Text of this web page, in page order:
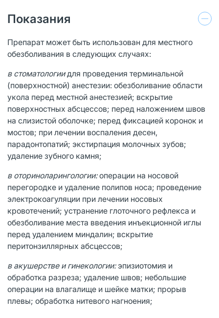
Показания
Препарат может быть использован для местного
обезболивания в следующих случаях:
в стоматологиидля проведения терминальной
(поверхностной) анестезии: обезболивание области
укола перед местной анестезией; вскрытие
поверхностных абсцессов; перед наложением швов
на слизистой оболочке; перед фиксацией коронок и
мостов; при лечении воспаления десен,
парадонтопатий; экстирпация молочных зубов;
удаление зубного камня;
в оториноларингологии:операции на носовой
перегородке и удаление полипов носа; проведение
электрокоагуляции при лечении носовых
кровотечений; устранение глоточного рефлекса и
обезболивание места введения инъекционной иглы
перед удалением миндалин; вскрытие
перитонзиллярных абсцессов;
в акушерстве и гинекологии:эпизиотомия и
обработка разреза; удаление швов; небольшие
операции на влагалище и шейке матки; прорыв
плевы; обработка нитевого нагноения;